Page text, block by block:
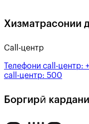
Хизматрасонии
Call-центр
Телефони call-центр:
call-центр: 500
Боргирӣ